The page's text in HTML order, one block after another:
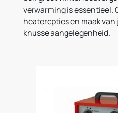
verwarming is essentieel.
heateropties en maak
knusse aangelegenheid.